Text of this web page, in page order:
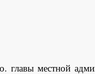
главы местной